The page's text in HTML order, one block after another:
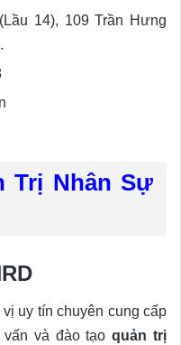
14), 109 Trần Hưng
Trị Nhân Sự
vị uy tín chuyên cung cấp
vấn và đào tạoquản trị